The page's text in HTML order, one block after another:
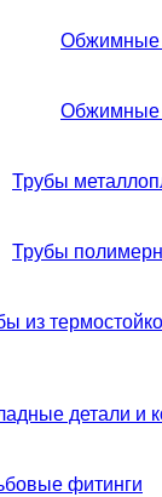
Обжимные
Обжимные
Трубы
Трубы
из
детали и
фитинги